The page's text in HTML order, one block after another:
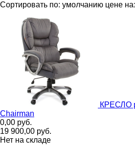
Сортировать по: умолчанию цене
КРЕСЛО
Chairman
0,00 руб.
19 900,00 руб.
Нет на складе